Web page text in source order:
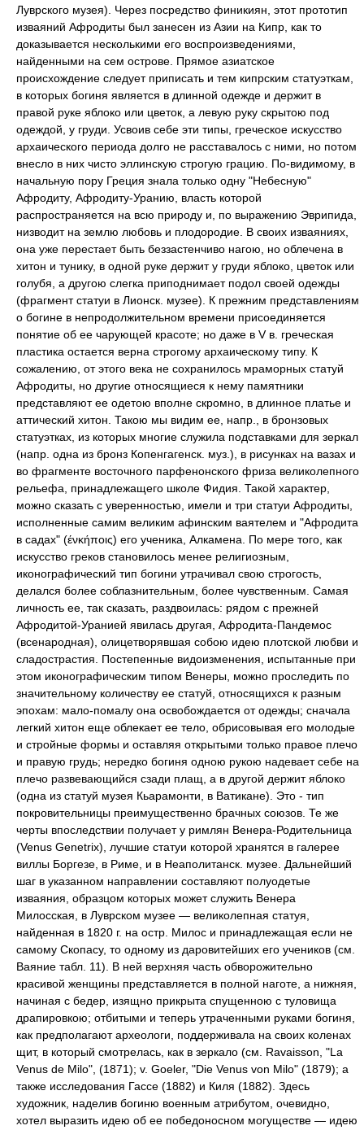
Луврского музея). Через посредство финикиян, этот прототип
изваяний Афродиты был занесен из Азии на Кипр, как то
доказывается несколькими его воспроизведениями,
найденными на сем острове. Прямое азиатское
происхождение следует приписать и тем кипрским статуэткам,
в которых богиня является в длинной одежде и держит в
правой руке яблоко или цветок, а левую руку скрытою под
одеждой, у груди. Усвоив себе эти типы, греческое искусство
архаического периода долго не расставалось с ними, но потом
внесло в них чисто эллинскую строгую грацию. По-видимому, в
начальную пору Греция знала только одну "Небесную"
Афродиту, Афродиту-Уранию, власть которой
распространяется на всю природу и, по выражению Эврипида,
низводит на землю любовь и плодородие. В своих изваяниях,
она уже перестает быть беззастенчиво нагою, но облечена в
хитон и тунику, в одной руке держит у груди яблоко, цветок или
голубя, а другою слегка приподнимает подол своей одежды
(фрагмент статуи в Лионск. музее). К прежним представлениям
о богине в непродолжительном времени присоединяется
понятие об ее чарующей красоте; но даже в V в. греческая
пластика остается верна строгому архаическому типу. К
сожалению, от этого века не сохранилось мраморных статуй
Афродиты, но другие относящиеся к нему памятники
представляют ее одетою вполне скромно, в длинное платье и
аттический хитон. Такою мы видим ее, напр., в бронзовых
статуэтках, из которых многие служила подставками для зеркал
(напр. одна из бронз Копенгагенск. муз.), в рисунках на вазах и
во фрагменте восточного парфенонского фриза великолепного
рельефа, принадлежащего школе Фидия. Такой характер,
можно сказать с уверенностью, имели и три статуи Афродиты,
исполненные самим великим афинским ваятелем и "Афродита
в садах" (ένκήποις) его ученика, Алкамена. По мере того, как
искусство греков становилось менее религиозным,
иконографический тип богини утрачивал свою строгость,
делался более соблазнительным, более чувственным. Самая
личность ее, так сказать, раздвоилась: рядом с прежней
Афродитой-Уранией явилась другая, Афродита-Пандемос
(всенародная), олицетворявшая собою идею плотской любви и
сладострастия. Постепенные видоизменения, испытанные при
этом иконографическим типом Венеры, можно проследить по
значительному количеству ее статуй, относящихся к разным
эпохам: мало-помалу она освобождается от одежды; сначала
легкий хитон еще облекает ее тело, обрисовывая его молодые
и стройные формы и оставляя открытыми только правое плечо
и правую грудь; нередко богиня одною рукою надевает себе на
плечо развевающийся сзади плащ, а в другой держит яблоко
(одна из статуй музея Кьарамонти, в Ватикане). Это - тип
покровительницы преимущественно брачных союзов. Те же
черты впоследствии получает у римлян Венера-Родительница
(Venus Genetrix), лучшие статуи которой хранятся в галерее
виллы Боргезе, в Риме, и в Неаполитанск. музее. Дальнейший
шаг в указанном направлении составляют полуодетые
изваяния, образцом которых может служить Венера
Милосская, в Луврском музее — великолепная статуя,
найденная в 1820 г. на остр. Милос и принадлежащая если не
самому Скопасу, то одному из даровитейших его учеников (см.
Ваяние табл. 11). В ней верхняя часть обворожительно
красивой женщины представляется в полной наготе, а нижняя,
начиная с бедер, изящно прикрыта спущенною с туловища
драпировкою; отбитыми и теперь утраченными руками богиня,
как предполагают археологи, поддерживала на своих коленах
щит, в который смотрелась, как в зеркало (см. Ravaisson, "La
Venus de Milo", (1871); v. Goeler, "Die Venus von Milo" (1879); a
также исследования Гассе (1882) и Киля (1882). Здесь
художник, наделив богиню военным атрибутом, очевидно,
хотел выразить идею об ее победоносном могуществе — идею